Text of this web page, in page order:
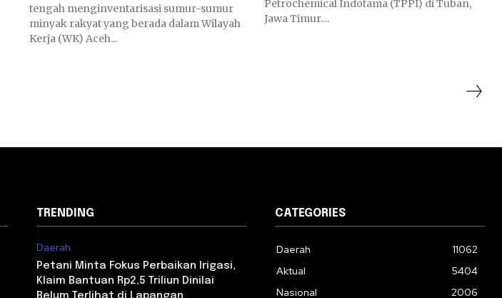
tengah menginventarisasi sumur-sumur
minyak rakyat yang berada dalam Wilayah
Kerja (WK) Aceh...
Petrochemical Indotama (TPPI) di Tuban,
Jawa Timur....
TRENDING
Daerah
Petani Minta Fokus Perbaikan Irigasi,
Klaim Bantuan Rp2,5 Triliun Dinilai
CATEGORIES
Daerah
11062
Aktual
5404
Nasional
2006